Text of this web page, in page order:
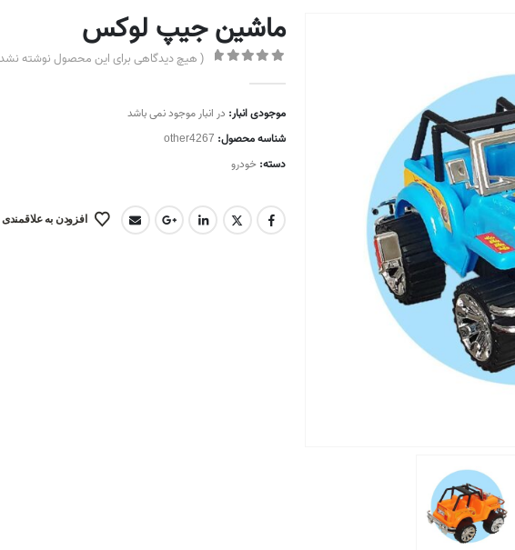
ماشین جیپ لوکس
( هیچ دیدگاهی برای این محصول نوشته
موجودی انبار: در انبار موجود نمی باشد
شناسه محصول: other4267
دسته: خودرو
افزودن به علاقمندی